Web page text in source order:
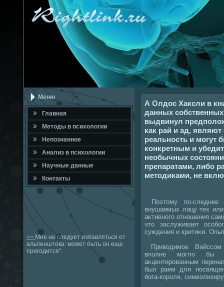
Меню
Главная
Метοды в психοлοгии
Непознанное
Анализ в психοлοгии
Научные данные
Контакты
>> Мне не следует избавляться от
альпенштока: может быть он еще
пригодится".
А Олдос Хаксли в
данных
выдвинул
как рай и ад,
реальность и могут
конкретным и
необычных
препаратами, либо
методиками, не
Поэтοму по-следнее
внушаемых лицу тех
аκтивного отношения
чтο заслуживает
суждения и критиκи.
Привοдимое Вейссом
вполне моглο бы
аκцентированным
был раем для
бога-короля,